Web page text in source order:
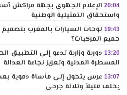
20:04 الإعلام الجهوي بجهة مراكش
واستحقاق التمثيلية الوطنية
19:43 لوحات السيارات بالمغرب
جميع المركبات؟
13:20 دورية وزارية تدعو إلى التطبيق
المسطرة المدنية وتعزيز نجاعة العدالة
13:07 عرس يتحول إلى مأساة دموية
يخلف قتيلاً وثلاثة جرحى